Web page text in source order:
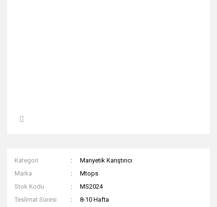
Kategori
Manyetik Karıştırıcı
Marka
Mtops
Stok Kodu
MS2024
Teslimat Süresi
8-10 Hafta